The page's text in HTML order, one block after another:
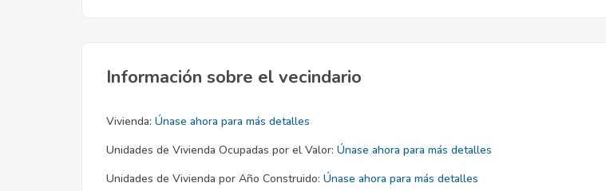
Información sobre el vecindario
Vivienda: Únase ahora para más detalles
Unidades de Vivienda Ocupadas por el Valor: Únase ahora para más detalles
Unidades de Vivienda por Año Construido: Únase ahora para más detalles